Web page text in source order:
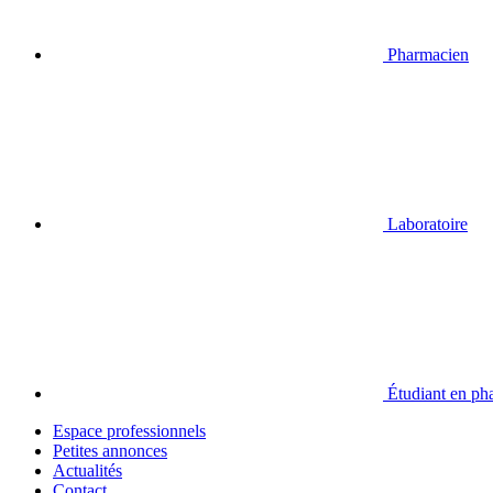
Pharmacien
Laboratoire
Étudiant en
Espace professionnels
Petites annonces
Actualités